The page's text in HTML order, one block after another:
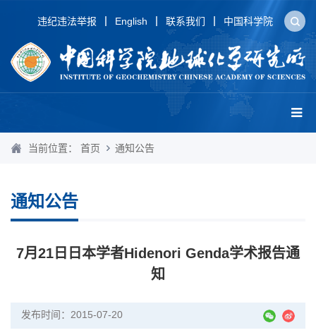
违纪违法举报 English 联系我们 中国科学院
当前位置： 首页 通知公告
通知公告
7月21日日本学者Hidenori Genda学术报告通
知
发布时间：2015-07-20